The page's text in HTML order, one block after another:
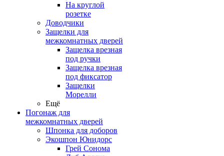
На круглой
розетке
Доводчики
Защелки для
межкомнатных дверей
Защелка врезная
под ручки
Защелка врезная
под фиксатор
Защелки
Морелли
Ещё
Погонаж для
межкомнатных дверей
Шпонка для доборов
Экошпон Юнидорс
Грей Сонома